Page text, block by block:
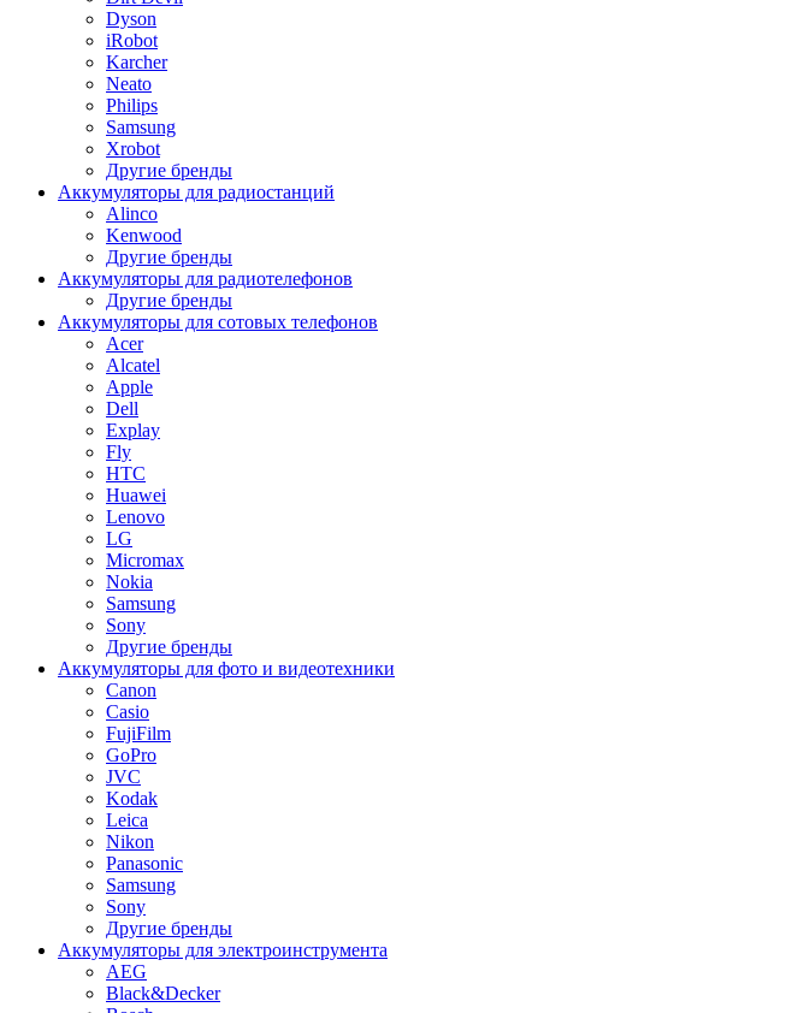
Dyson
iRobot
Karcher
Neato
Philips
Samsung
Xrobot
Другие бренды
Аккумуляторы для радиостанций
Alinco
Kenwood
Другие бренды
Аккумуляторы для радиотелефонов
Другие бренды
Аккумуляторы для сотовых телефонов
Acer
Alcatel
Apple
Dell
Explay
Fly
HTC
Huawei
Lenovo
LG
Micromax
Nokia
Samsung
Sony
Другие бренды
Аккумуляторы для фото и видеотехники
Canon
Casio
FujiFilm
GoPro
JVC
Kodak
Leica
Nikon
Panasonic
Samsung
Sony
Другие бренды
Аккумуляторы для электроинструмента
AEG
Black&Decker